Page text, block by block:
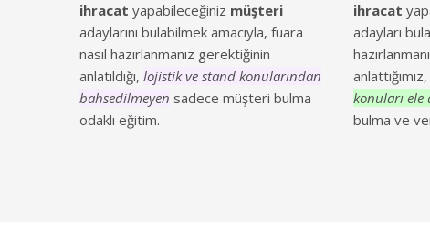
ihracat yapabileceğiniz müşteri
adaylarını bulabilmek amacıyla, fuara
nasıl hazırlanmanız gerektiğinin
anlatıldığı, lojistik ve stand konularından
bahsedilmeyen sadece müşteri bulma
odaklı eğitim.
ihracat
adayları
anlattığımız,
konuları ele
bulma ve